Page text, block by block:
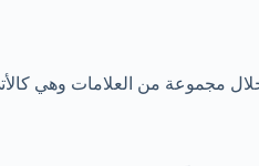
مجموعة من العلامات وهي